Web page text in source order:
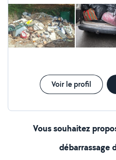
abordables !
Voir le profil
Vous souhaitez
débarrassage